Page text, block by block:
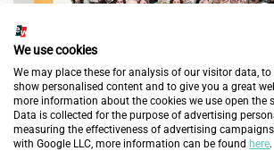
We use cookies
We may place these for analysis of our visitor data,
show personalised content and to give you a great
more information about the cookies we use open the
Data is collected for the purpose of advertising
measuring the effectiveness of advertising
with Google LLC, more information can be found here.